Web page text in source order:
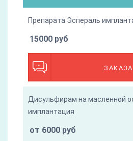
Препарата Эспераль
15000 руб
Дисульфирам на масленной
имплантация
от 6000 руб